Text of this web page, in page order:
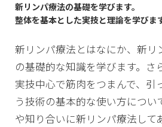
新リンパ療法の基礎を学びます。
整体を基本とした実技と理論を学びます
新リンパ療法とはなにか、新リ
の基礎的な知識を学びます。さ
実技中心で筋肉をつまんで、引
う技術の基本的な使い方につい
や知り合いに新リンパ療法して